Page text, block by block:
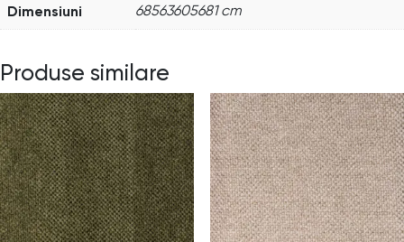
Dimensiuni 68563605681 cm
Produse similare